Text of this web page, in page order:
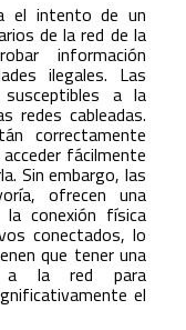
intento de un
de la red de la
información
ilegales. Las
a la
redes cableadas.
correctamente
fácilmente
Sin embargo, las
ofrecen una
la conexión física
conectados, lo
que tener una
a la red para
el